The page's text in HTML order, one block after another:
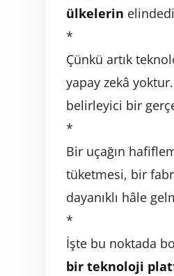
ülkelerin
*
Çünkü artık
yapay zekâ
belirleyici bir
*
Bir uçağın
tüketmesi, bir
dayanıklı hâle
*
İşte bu noktada
bir teknoloji